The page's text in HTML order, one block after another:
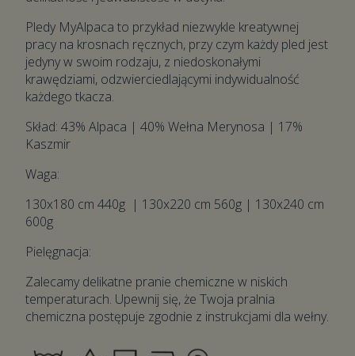
Pledy MyAlpaca to przykład niezwykle kreatywnej
pracy na krosnach ręcznych, przy czym każdy pled jest
jedyny w swoim rodzaju, z niedoskonałymi
krawędziami, odzwierciedlającymi indywidualność
każdego tkacza.
Skład: 43% Alpaca | 40% Wełna Merynosa | 17%
Kaszmir
Waga:
130x180 cm 440g | 130x220 cm 560g | 130x240 cm
600g
Pielęgnacja:
Zalecamy delikatne pranie chemiczne w niskich
temperaturach. Upewnij się, że Twoja pralnia
chemiczna postępuje zgodnie z instrukcjami dla wełny.